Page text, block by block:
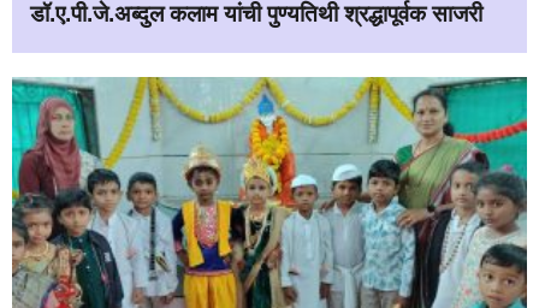
डॉ.ए.पी.जे.अब्दुल कलाम यांची पुण्यतिथी श्रद्धापूर्वक साजरी